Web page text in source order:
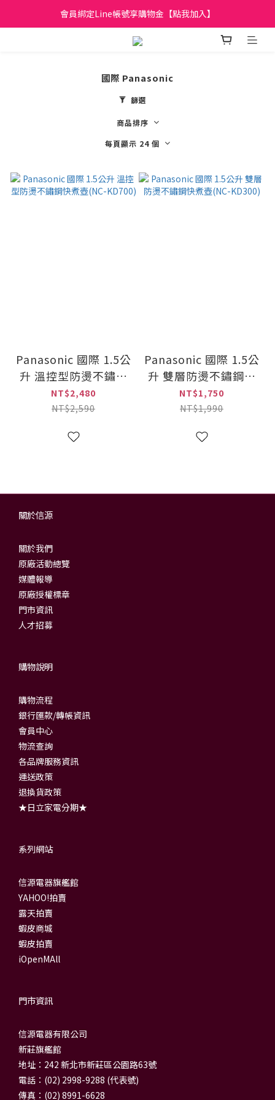
日立家電、國際牌 原廠管制價格 私訊優惠價
會員綁定Line帳號享購物金【點我加入】
全館滿299元免運
國際 Panasonic
篩選
商品排序
每頁顯示 24 個
Panasonic 國際 1.5公
升 溫控型防燙不鏽鋼
快煮壺(NC-KD700)
NT$2,480
NT$2,590
Panasonic 國際 1.5公
升 雙層防燙不鏽鋼快
煮壺(NC-KD300)
NT$1,750
NT$1,990
關於信源
關於我們
原廠活動總覽
媒體報導
原廠授權標章
門市資訊
人才招募
購物說明
購物流程
銀行匯款/轉帳資訊
會員中心
物流查詢
各品牌服務資訊
運送政策
退換貨政策
★日立家電分期★
系列網站
信源電器旗艦館
YAHOO!拍賣
露天拍賣
蝦皮商城
蝦皮拍賣
iOpenMAll
門市資訊
信源電器有限公司
新莊旗艦館
地址：242 新北市新莊區公園路63號
電話：(02) 2998-9288 (代表號)
傳真：(02) 8991-6628